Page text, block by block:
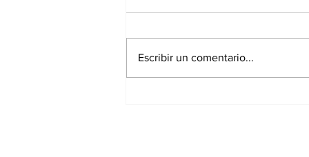
Escribir un comentario...